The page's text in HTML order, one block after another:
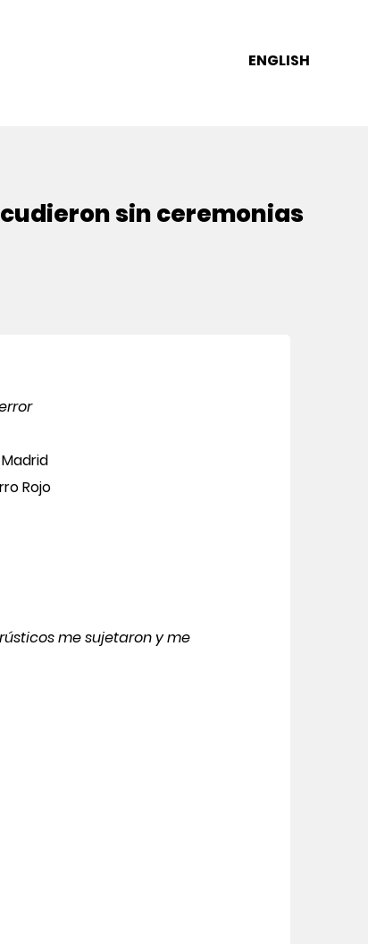
ENGLISH
sin ceremonias
Rojo
me sujetaron y me